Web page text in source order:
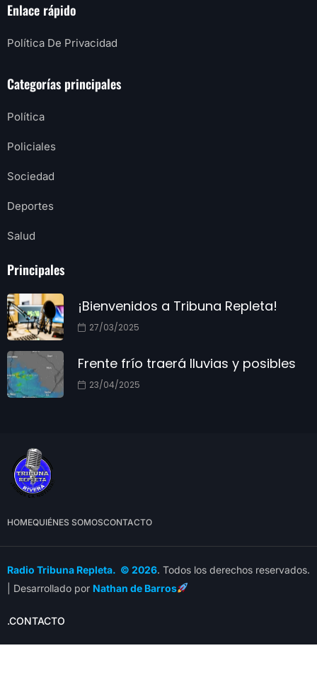
Enlace rápido
Política De Privacidad
Categorías principales
Política
Policiales
Sociedad
Deportes
Salud
Principales
¡Bienvenidos a Tribuna Repleta!
27/03/2025
Frente frío traerá lluvias y posibles
23/04/2025
HOMEQUIÉNES SOMOSCONTACTO
Radio Tribuna Repleta. © 2026. Todos los derechos reservados.
| Desarrollado por Nathan de Barros
.CONTACTO